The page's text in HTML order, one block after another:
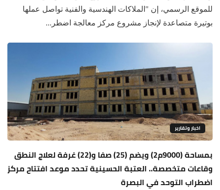
للموقع الرسمي، إن "الملاكات الهندسية والفنية تواصل عملها
بوتيرة متصاعدة لإنجاز مشروع مركز معالجة اضطر...
اخبار وتقارير
بمساحة (9000م2) ويضم (25) صفا و(22) غرفة لعلاج النطق
وقاعات متخصصة.. العتبة الحسينية تحدد موعد افتتاح مركز
اضطراب التوحد في البصرة